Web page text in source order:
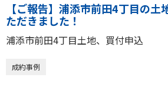
【ご報告】浦添市前田4丁目の土
ただきました！
浦添市前田4丁目土地、買付申込
成約事例